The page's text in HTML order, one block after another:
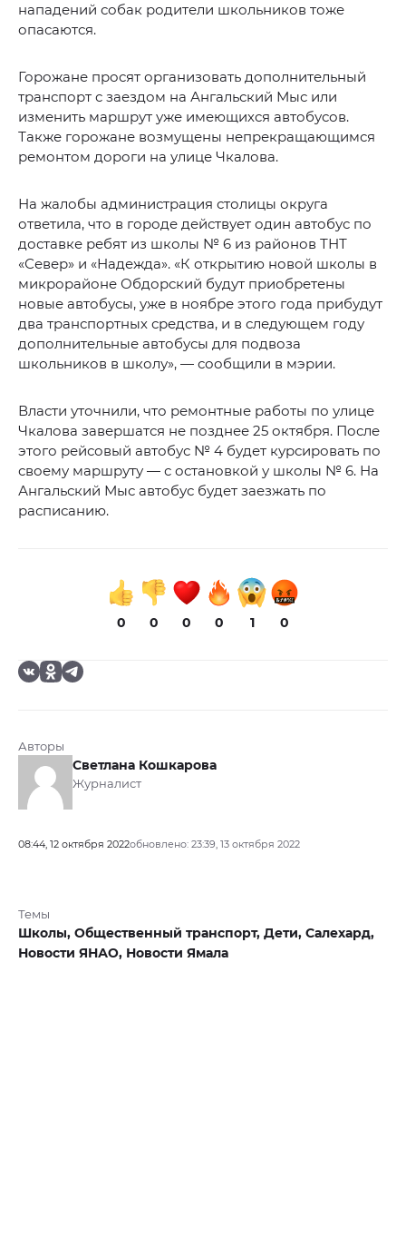
нападений собак родители школьников тоже
опасаются.
Горожане просят организовать дополнительный
транспорт с заездом на Ангальский Мыс или
изменить маршрут уже имеющихся автобусов.
Также горожане возмущены непрекращающимся
ремонтом дороги на улице Чкалова.
На жалобы администрация столицы округа
ответила, что в городе действует один автобус по
доставке ребят из школы № 6 из районов ТНТ
«Север» и «Надежда». «К открытию новой школы в
микрорайоне Обдорский будут приобретены
новые автобусы, уже в ноябре этого года прибудут
два транспортных средства, и в следующем году
дополнительные автобусы для подвоза
школьников в школу», — сообщили в мэрии.
Власти уточнили, что ремонтные работы по улице
Чкалова завершатся не позднее 25 октября. После
этого рейсовый автобус № 4 будет курсировать по
своему маршруту — с остановкой у школы № 6. На
Ангальский Мыс автобус будет заезжать по
расписанию.
0 0 0 0 1 0
Авторы
Светлана Кошкарова
Журналист
08:44, 12 октября 2022обновлено: 23:39, 13 октября 2022
Темы
Школы, Общественный транспорт, Дети, Салехард,
Новости ЯНАО, Новости Ямала